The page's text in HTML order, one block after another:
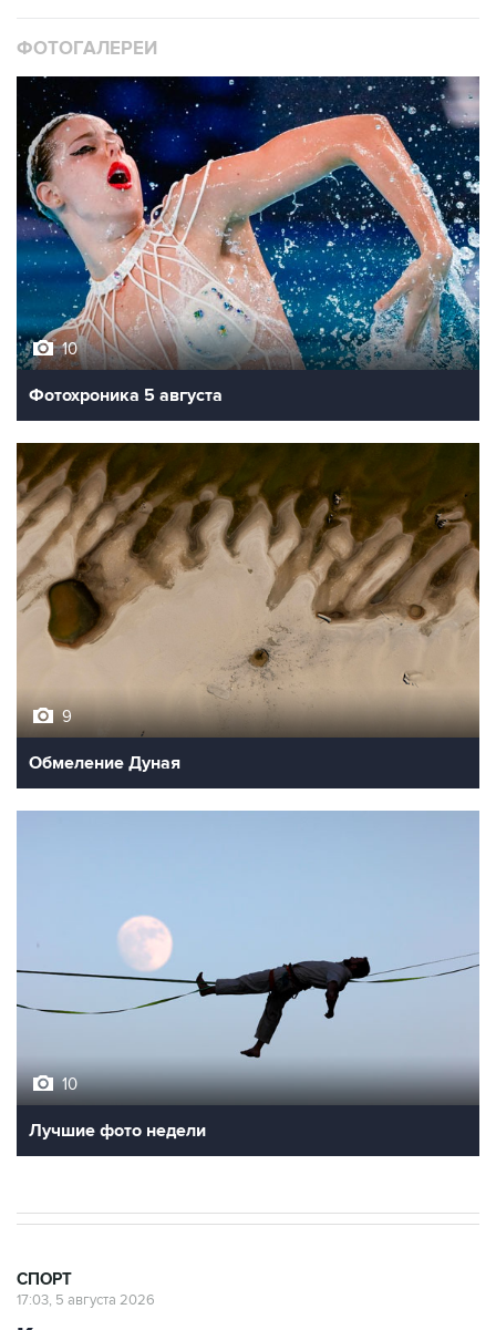
ФОТОГАЛЕРЕИ
10
Фотохроника 5 августа
9
Обмеление Дуная
10
Лучшие фото недели
СПОРТ
17:03, 5 августа 2026